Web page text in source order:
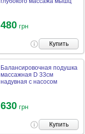
480 грн
Купить
Балансировочная подушка
массажная D 33см
надувная с насосом
630 грн
Купить